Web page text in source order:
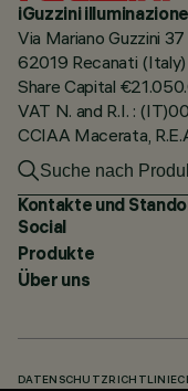
iGuzzini
Via Mariano Guzzini 37
62019 Recanati (Italy)
Share Capital
VAT N. and R.I. :
CCIAA Macerata,
Kontakte und
Social
Produkte
Über uns
DATENSCHUTZRICHTLINIE